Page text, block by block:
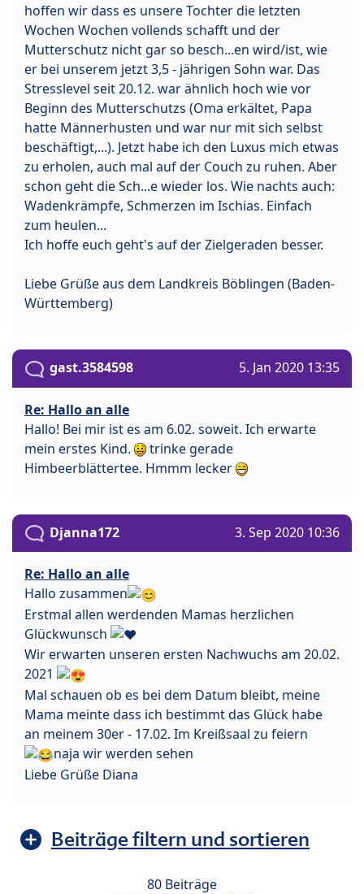
hoffen wir dass es unsere Tochter die letzten
Wochen Wochen vollends schafft und der
Mutterschutz nicht gar so besch...en wird/ist, wie
er bei unserem jetzt 3,5 - jährigen Sohn war. Das
Stresslevel seit 20.12. war ähnlich hoch wie vor
Beginn des Mutterschutzs (Oma erkältet, Papa
hatte Männerhusten und war nur mit sich selbst
beschäftigt,...). Jetzt habe ich den Luxus mich etwas
zu erholen, auch mal auf der Couch zu ruhen. Aber
schon geht die Sch...e wieder los. Wie nachts auch:
Wadenkrämpfe, Schmerzen im Ischias. Einfach
zum heulen...
Ich hoffe euch geht's auf der Zielgeraden besser.
Liebe Grüße aus dem Landkreis Böblingen (Baden-
Württemberg)
gast.3584598 5. Jan 2020 13:35
Re: Hallo an alle
Hallo! Bei mir ist es am 6.02. soweit. Ich erwarte
mein erstes Kind.
trinke gerade
Himbeerblättertee. Hmmm lecker
Djanna172 3. Sep 2020 10:36
Re: Hallo an alle
Hallo zusammen
Erstmal allen werdenden Mamas herzlichen
Glückwunsch
Wir erwarten unseren ersten Nachwuchs am 20.02.
2021
Mal schauen ob es bei dem Datum bleibt, meine
Mama meinte dass ich bestimmt das Glück habe
an meinem 30er - 17.02. Im Kreißsaal zu feiern
naja wir werden sehen
Liebe Grüße Diana
Beiträge filtern und sortieren
80 Beiträge